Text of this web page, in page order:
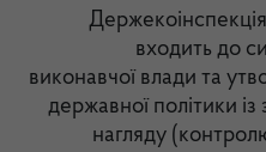
входить до
виконавчої влади та
державної політики
нагляду